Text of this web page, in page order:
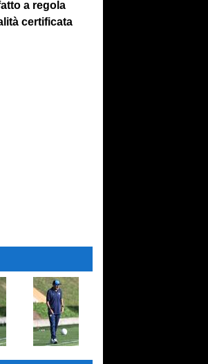
a regola
certificata